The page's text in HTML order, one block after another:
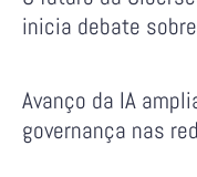
inicia debate
Avanço da IA
governança nas